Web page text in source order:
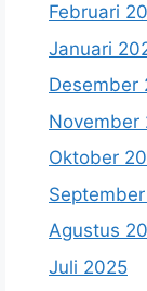
Februari
Januari
Desember
November
Oktober
Agustus
Juli 2025